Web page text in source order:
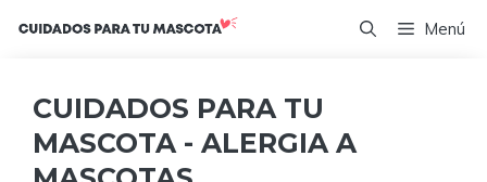
Menú
CUIDADOS PARA TU
MASCOTA - ALERGIA A